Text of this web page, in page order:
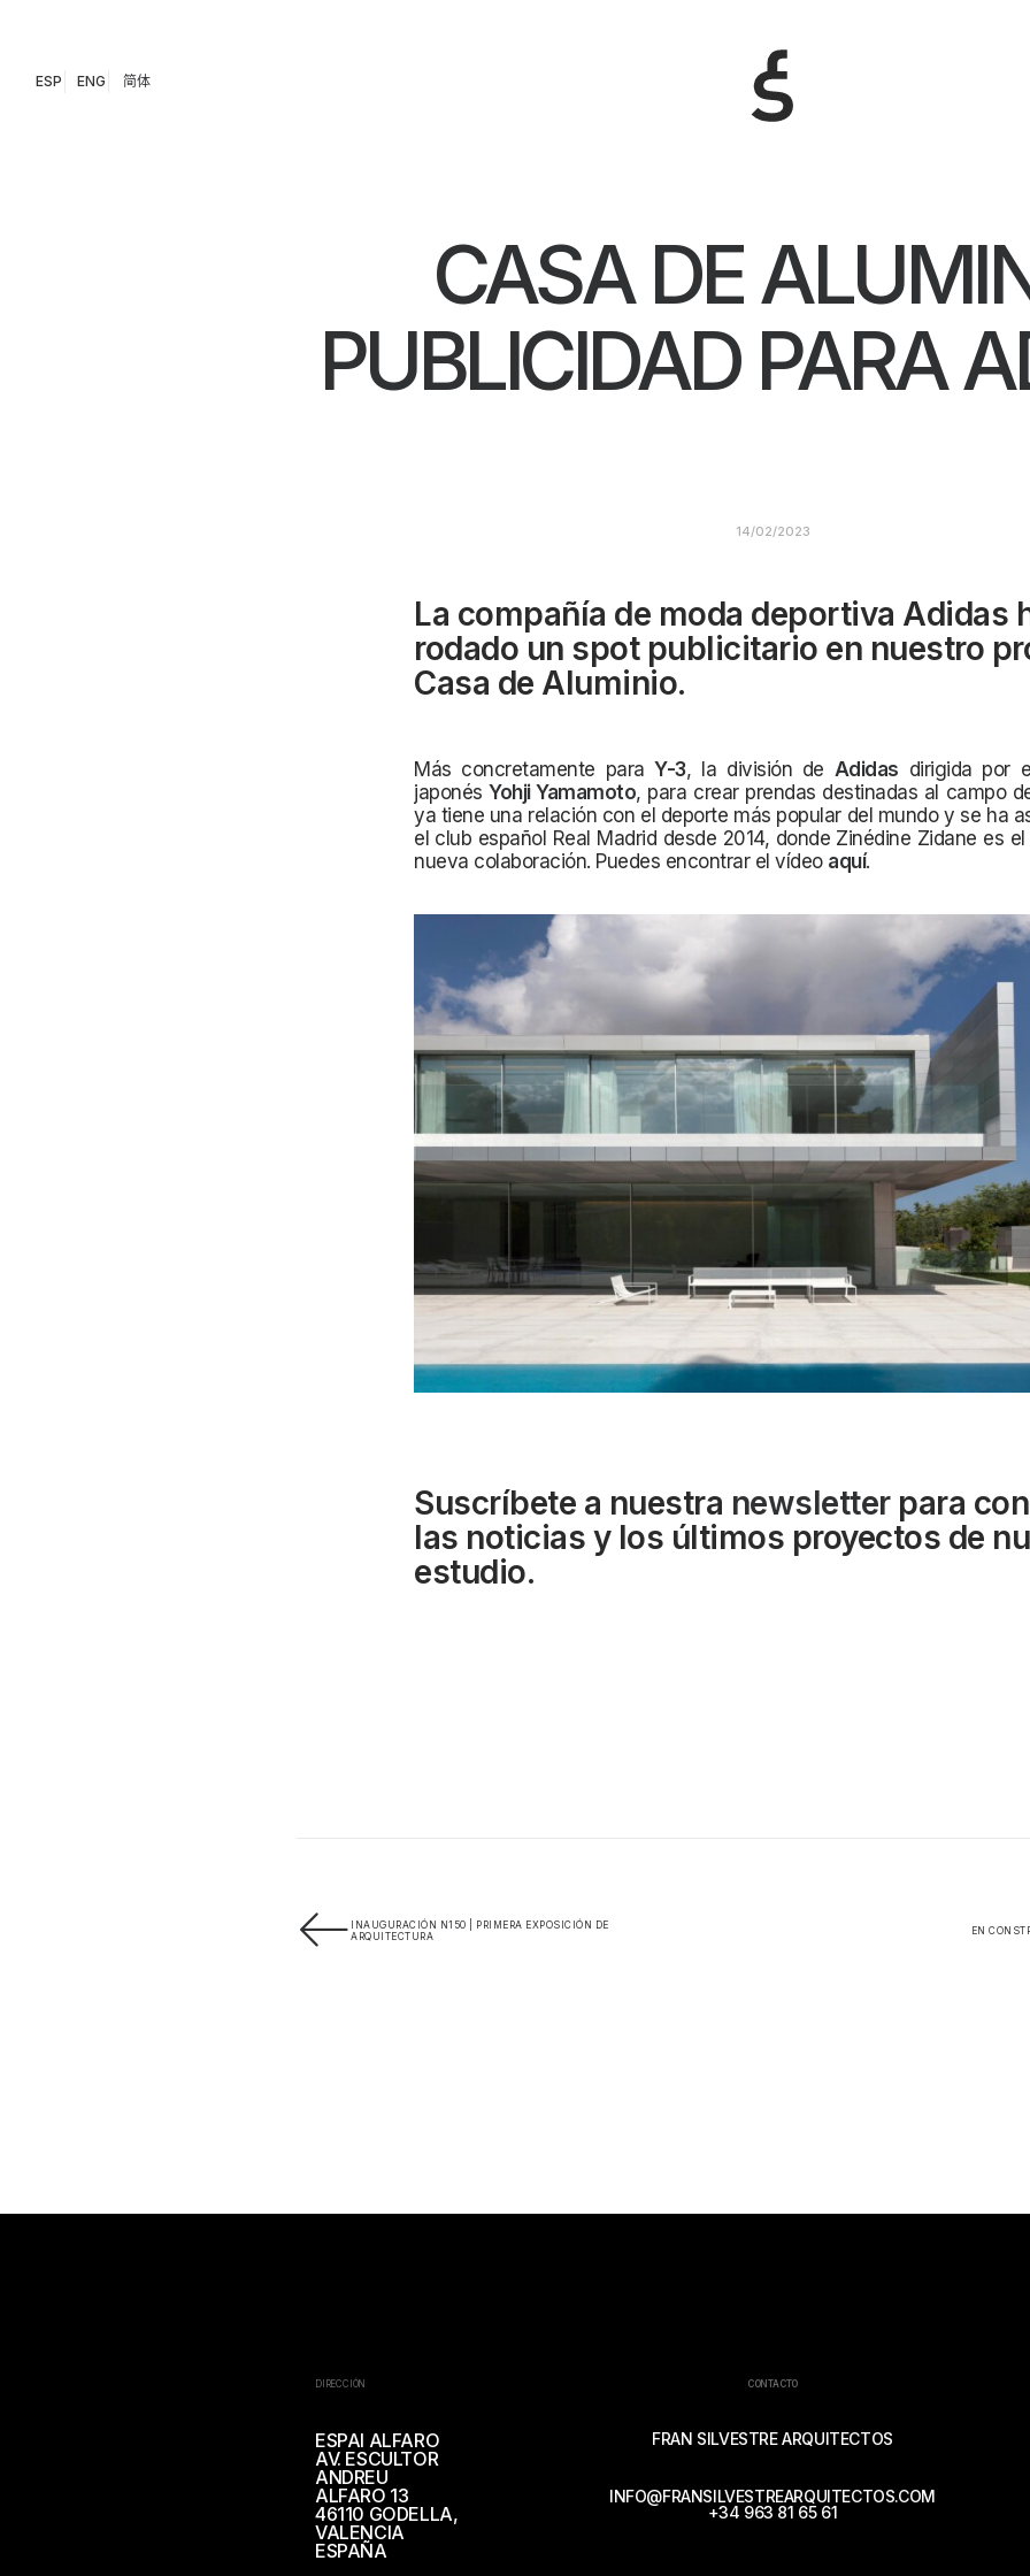
ESP ENG 简体
CASA DE
PUBLICIDAD PARA
14/02/2023
La compañía de moda deportiva Adidas
rodado un spot publicitario en nuestro
Casa de Aluminio.
Más concretamente paraY-3, la división de Adidas dirigida por
japonésYohji Yamamoto, para crear prendas destinadas al campo
ya tiene una relación con el deporte más popular del mundo y se ha
el club español Real Madrid desde 2014, donde Zinédine Zidane es
nueva colaboración. Puedes encontrar el vídeo aquí.
Suscríbete a nuestra newsletterpara
las noticias y los últimos proyectos de
estudio.
INAUGURACIÓN N150 | PRIMERA EXPOSICIÓN DE
ARQUITECTURA
EN
DIRECCIÓN
ESPAI ALFARO
AV. ESCULTOR
ANDREU
ALFARO 13
46110 GODELLA,
VALENCIA
ESPAÑA
CONTACTO
FRAN SILVESTRE ARQUITECTOS
INFO@FRANSILVESTREARQUITECTOS.COM
+34 963 81 65 61